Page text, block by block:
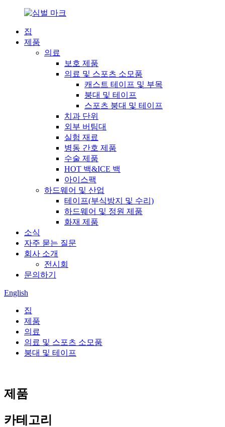
집
제품
의료
보호 제품
의료 및 스포츠 소모품
캐스트 테이프 및 부목
붕대 및 테이프
스포츠 붕대 및 테이프
치과 단위
외부 버팀대
실험 재료
병동 간호 제품
수술 제품
HOT 백&ICE 백
아이스팩
하드웨어 및 산업
테이프(부식방지 및 수리)
하드웨어 및 정원 제품
화재 제품
소식
자주 묻는 질문
회사 소개
전시회
문의하기
English
집
제품
의료
의료 및 스포츠 소모품
붕대 및 테이프
제품
카테고리